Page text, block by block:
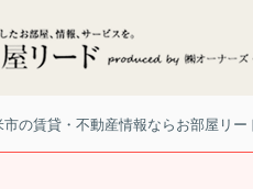
市の賃貸・不動産情報ならお部屋リー